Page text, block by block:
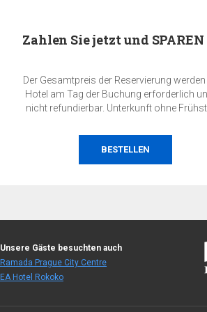
Zahlen Sie jetzt und
Der Gesamtpreis der
Hotel am Tag der Buchung
nicht refundierbar. Unterkunft
BESTELLEN
Unsere Gäste besuchten auch
Ramada Prague City Centre
EA Hotel Rokoko